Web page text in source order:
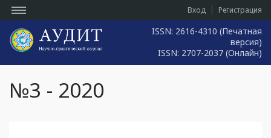
Вход Регистрация
ISSN: 2616-4310 (Печатная
версия)
ISSN: 2707-2037 (Онлайн)
№3 - 2020